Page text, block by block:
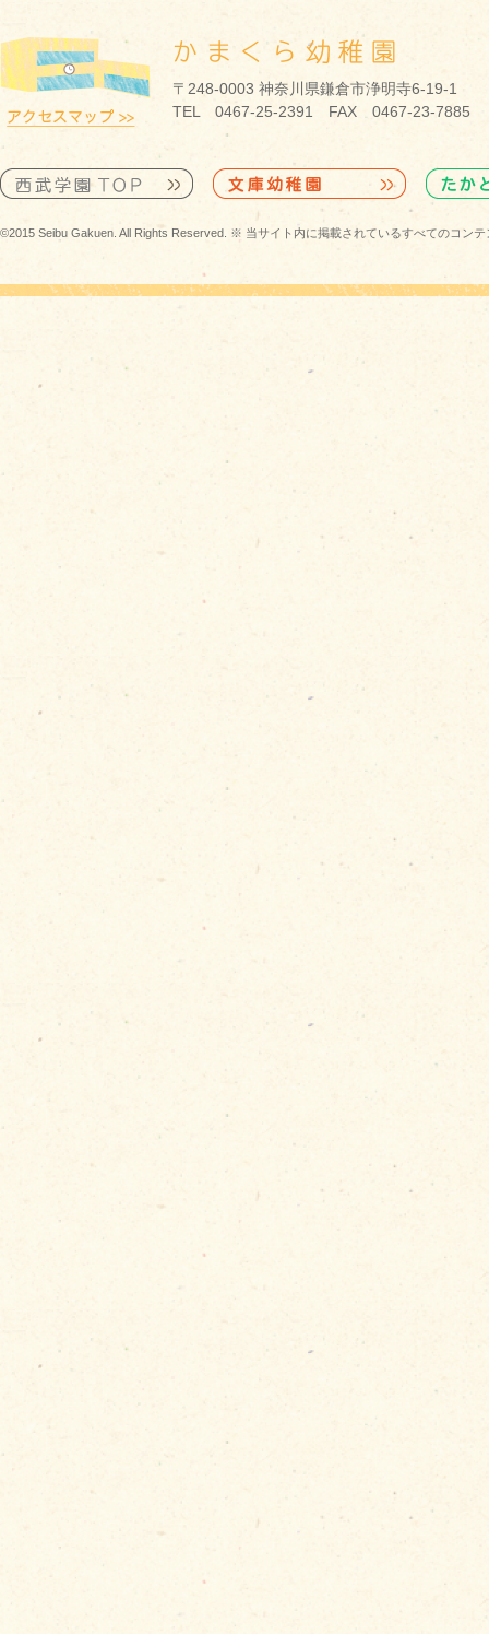
〒248-0003 神奈川県鎌倉市浄明寺6-19-1
TEL 0467-25-2391 FAX 0467-23-7885
©2015 Seibu Gakuen. All Rights Reserved. ※ 当サイト内に掲載されているすべてのコン